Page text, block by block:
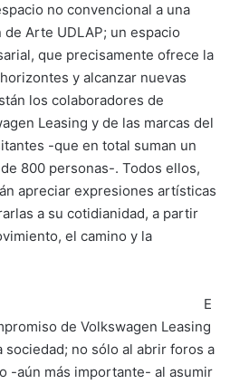
no convencional a una
Arte UDLAP; un espacio
que precisamente ofrece la
y alcanzar nuevas
los colaboradores de
Leasing y de las marcas del
-que en total suman un
800 personas-. Todos ellos,
apreciar expresiones artísticas
a su cotidianidad, a partir
el camino y la
E
de Volkswagen Leasing
sociedad; no sólo al abrir foros a
-aún más importante- al asumir